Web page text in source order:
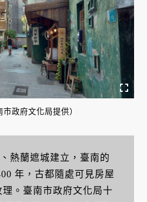
政府文化局提供）
熱蘭遮城建立，臺南的
年，古都隨處可見房屋
。臺南市政府文化局十